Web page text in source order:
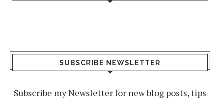
SUBSCRIBE NEWSLETTER
Subscribe my Newsletter for new blog posts, tips